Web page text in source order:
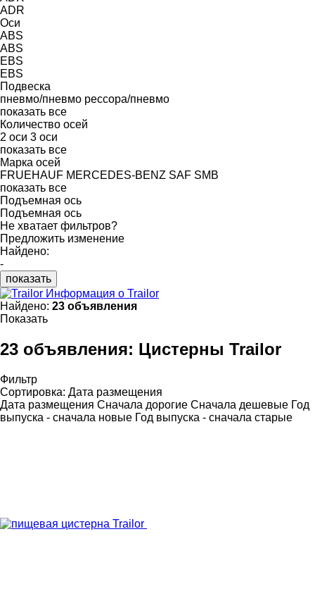
ADR
Оси
ABS
ABS
EBS
EBS
Подвеска
пневмо/пневмо рессора/пневмо
показать все
Количество осей
2 оси 3 оси
показать все
Марка осей
FRUEHAUF MERCEDES-BENZ SAF SMB
показать все
Подъемная ось
Подъемная ось
Не хватает фильтров?
Предложить изменение
Найдено:
-
показать
Информация о Trailor
Найдено: 23 объявления
Показать
23 объявления: Цистерны Trailor
Фильтр
Сортировка: Дата размещения
Дата размещения Сначала дорогие Сначала дешевые Год
выпуска - сначала новые Год выпуска - сначала старые